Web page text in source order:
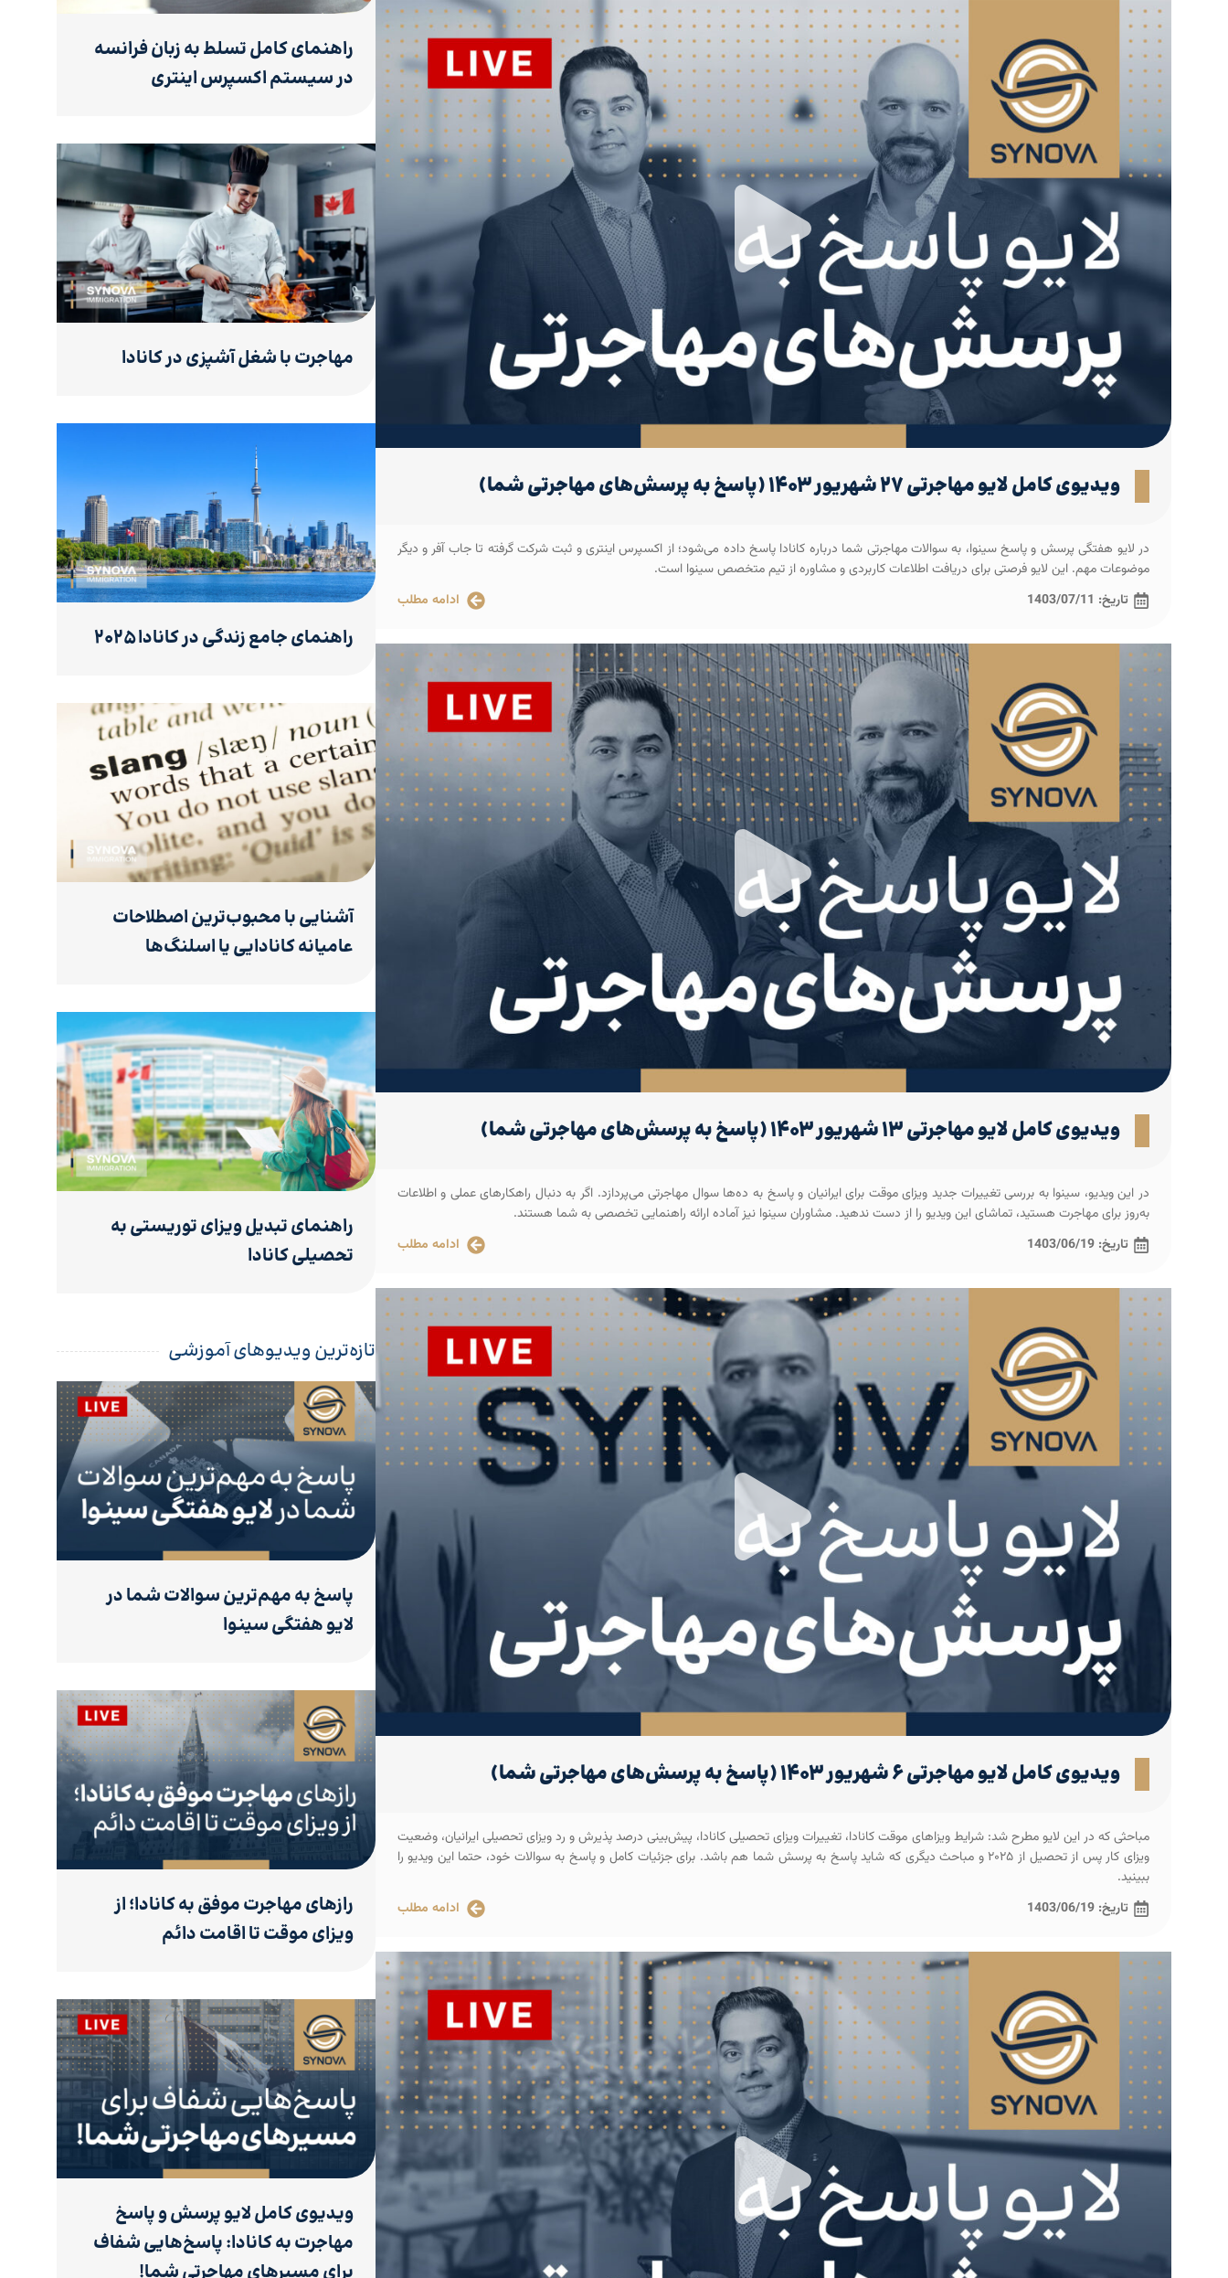
ویدیوی کامل لایو مهاجرتی ۲۷ شهریور ۱۴۰۳ (پاسخ به پرسش‌های مهاجرتی شما)
در لایو هفتگی پرسش و پاسخ سینوا، به سوالات مهاجرتی شما درباره کانادا پاسخ داده می‌شود؛ از اکسپرس اینتری و ثبت شرکت گرفته تا جاب آفر و دیگر
موضوعات مهم. این لایو فرصتی برای دریافت اطلاعات کاربردی و مشاوره از تیم متخصص سینوا است.
تاریخ: 1403/07/11 ادامه مطلب
ویدیوی کامل لایو مهاجرتی ۱۳ شهریور ۱۴۰۳ (پاسخ به پرسش‌های مهاجرتی شما)
در این ویدیو، سینوا به بررسی تغییرات جدید ویزای موقت برای ایرانیان و پاسخ به ده‌ها سوال مهاجرتی می‌پردازد. اگر به دنبال راهکارهای عملی و اطلاعات
به‌روز برای مهاجرت هستید، تماشای این ویدیو را از دست ندهید. مشاوران سینوا نیز آماده ارائه راهنمایی تخصصی به شما هستند.
تاریخ: 1403/06/19 ادامه مطلب
ویدیوی کامل لایو مهاجرتی ۶ شهریور ۱۴۰۳ (پاسخ به پرسش‌های مهاجرتی شما)
مباحثی که در این لایو مطرح شد: شرایط ویزاهای موقت کانادا، تغییرات ویزای تحصیلی کانادا، پیش‌بینی درصد پذیرش و رد ویزای تحصیلی ایرانیان، وضعیت
ویزای کار پس از تحصیل از ۲۰۲۵ و مباحث دیگری که شاید پاسخ به پرسش شما هم باشد. برای جزئیات کامل و پاسخ به سوالات خود، حتما این ویدیو را
ببینید.
تاریخ: 1403/06/19 ادامه مطلب
راهنمای کامل تسلط به زبان فرانسه
در سیستم اکسپرس اینتری
مهاجرت با شغل آشپزی در کانادا
راهنمای جامع زندگی در کانادا ۲۰۲۵
آشنایی با محبوب‌ترین اصطلاحات
عامیانه کانادایی یا اسلنگ‌ها
راهنمای تبدیل ویزای توریستی به
تحصیلی کانادا
تازه‌ترین ویدیوهای آموزشی
پاسخ به مهم‌ترین سوالات شما در
لایو هفتگی سینوا
رازهای مهاجرت موفق به کانادا؛ از
ویزای موقت تا اقامت دائم
ویدیوی کامل لایو پرسش و پاسخ
مهاجرت به کانادا: پاسخ‌هایی شفاف